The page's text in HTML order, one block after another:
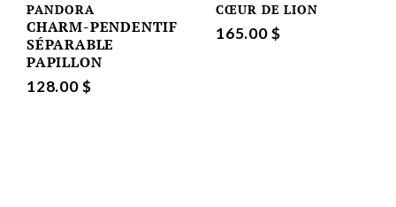
PANDORA
CHARM-PENDENTIF
SÉPARABLE
PAPILLON
128.00 $
CŒUR DE LION
165.00 $